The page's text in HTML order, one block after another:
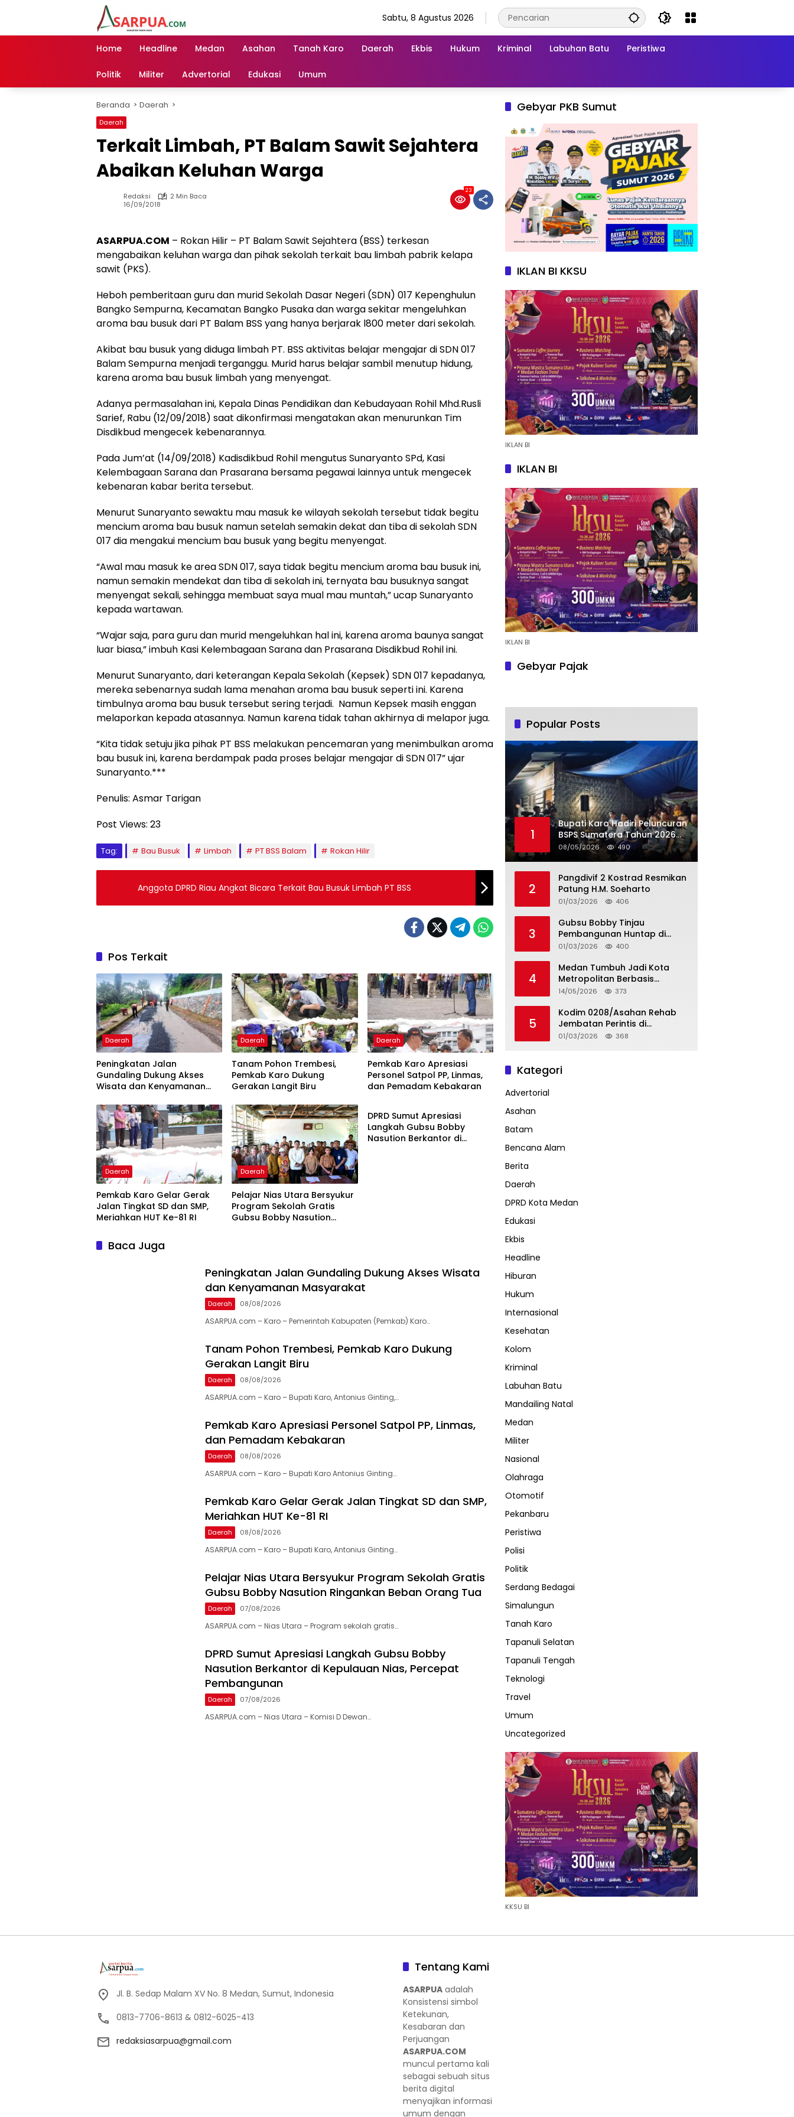
Sabtu, 8 Agustus 2026
Home Headline Medan Asahan Tanah Karo Daerah Ekbis Hukum Kriminal Labuhan Batu Peristiwa
Politik Militer Advertorial Edukasi Umum
Beranda Daerah
Daerah
Terkait Limbah, PT Balam Sawit Sejahtera
Abaikan Keluhan Warga
Redaksi
2 Min Baca
16/09/2018
23
ASARPUA.COM – Rokan Hilir – PT Balam Sawit Sejahtera (BSS) terkesan
mengabaikan keluhan warga dan pihak sekolah terkait bau limbah pabrik kelapa
sawit (PKS).
Heboh pemberitaan guru dan murid Sekolah Dasar Negeri (SDN) 017 Kepenghulun
Bangko Sempurna, Kecamatan Bangko Pusaka dan warga sekitar mengeluhkan
aroma bau busuk dari PT Balam BSS yang hanya berjarak l800 meter dari sekolah.
Akibat bau busuk yang diduga limbah PT. BSS aktivitas belajar mengajar di SDN 017
Balam Sempurna menjadi terganggu. Murid harus belajar sambil menutup hidung,
karena aroma bau busuk limbah yang menyengat.
Adanya permasalahan ini, Kepala Dinas Pendidikan dan Kebudayaan Rohil Mhd.Rusli
Sarief, Rabu (12/09/2018) saat dikonfirmasi mengatakan akan menurunkan Tim
Disdikbud mengecek kebenarannya.
Pada Jum’at (14/09/2018) Kadisdikbud Rohil mengutus Sunaryanto SPd, Kasi
Kelembagaan Sarana dan Prasarana bersama pegawai lainnya untuk mengecek
kebenaran kabar berita tersebut.
Menurut Sunaryanto sewaktu mau masuk ke wilayah sekolah tersebut tidak begitu
mencium aroma bau busuk namun setelah semakin dekat dan tiba di sekolah SDN
017 dia mengakui mencium bau busuk yang begitu menyengat.
“Awal mau masuk ke area SDN 017, saya tidak begitu mencium aroma bau busuk ini,
namun semakin mendekat dan tiba di sekolah ini, ternyata bau busuknya sangat
menyengat sekali, sehingga membuat saya mual mau muntah,” ucap Sunaryanto
kepada wartawan.
“Wajar saja, para guru dan murid mengeluhkan hal ini, karena aroma baunya sangat
luar biasa,” imbuh Kasi Kelembagaan Sarana dan Prasarana Disdikbud Rohil ini.
Menurut Sunaryanto, dari keterangan Kepala Sekolah (Kepsek) SDN 017 kepadanya,
mereka sebenarnya sudah lama menahan aroma bau busuk seperti ini. Karena
timbulnya aroma bau busuk tersebut sering terjadi. Namun Kepsek masih enggan
melaporkan kepada atasannya. Namun karena tidak tahan akhirnya di melapor juga.
“Kita tidak setuju jika pihak PT BSS melakukan pencemaran yang menimbulkan aroma
bau busuk ini, karena berdampak pada proses belajar mengajar di SDN 017” ujar
Sunaryanto.***
Penulis: Asmar Tarigan
Post Views: 23
Tag: Bau Busuk Limbah PT BSS Balam Rokan Hilir
Anggota DPRD Riau Angkat Bicara Terkait Bau Busuk Limbah PT BSS
Pos Terkait
Daerah
Peningkatan Jalan
Gundaling Dukung Akses
Wisata dan Kenyamanan
Daerah
Tanam Pohon Trembesi,
Pemkab Karo Dukung
Gerakan Langit Biru
Daerah
Pemkab Karo Apresiasi
Personel Satpol PP, Linmas,
dan Pemadam Kebakaran
Daerah
Pemkab Karo Gelar Gerak
Jalan Tingkat SD dan SMP,
Meriahkan HUT Ke-81 RI
Daerah
Pelajar Nias Utara Bersyukur
Program Sekolah Gratis
Gubsu Bobby Nasution
Daerah
DPRD Sumut Apresiasi
Langkah Gubsu Bobby
Nasution Berkantor di
Baca Juga
Peningkatan Jalan Gundaling Dukung Akses Wisata
dan Kenyamanan Masyarakat
Daerah 08/08/2026
ASARPUA.com – Karo – Pemerintah Kabupaten (Pemkab) Karo…
Tanam Pohon Trembesi, Pemkab Karo Dukung
Gerakan Langit Biru
Daerah 08/08/2026
ASARPUA.com – Karo – Bupati Karo, Antonius Ginting,…
Pemkab Karo Apresiasi Personel Satpol PP, Linmas,
dan Pemadam Kebakaran
Daerah 08/08/2026
ASARPUA.com – Karo – Bupati Karo Antonius Ginting…
Pemkab Karo Gelar Gerak Jalan Tingkat SD dan SMP,
Meriahkan HUT Ke-81 RI
Daerah 08/08/2026
ASARPUA.com – Karo – Bupati Karo, Antonius Ginting…
Pelajar Nias Utara Bersyukur Program Sekolah Gratis
Gubsu Bobby Nasution Ringankan Beban Orang Tua
Daerah 07/08/2026
ASARPUA.com – Nias Utara – Program sekolah gratis…
DPRD Sumut Apresiasi Langkah Gubsu Bobby
Nasution Berkantor di Kepulauan Nias, Percepat
Pembangunan
Daerah 07/08/2026
ASARPUA.com – Nias Utara – Komisi D Dewan…
Gebyar PKB Sumut
IKLAN BI KKSU
IKLAN BI
IKLAN BI
IKLAN BI
Gebyar Pajak
Popular Posts
1
Bupati Karo Hadiri Peluncuran
BSPS Sumatera Tahun 2026
Secarra Daring
08/05/2026 490
2
Pangdivif 2 Kostrad Resmikan
Patung H.M. Soeharto
01/03/2026 406
3
Gubsu Bobby Tinjau
Pembangunan Huntap di
Tapteng
01/03/2026 400
4
Medan Tumbuh Jadi Kota
Metropolitan Berbasis
Teknologi
14/05/2026 373
5
Kodim 0208/Asahan Rehab
Jembatan Perintis di
Mandarsah
01/03/2026 368
Kategori
Advertorial
Asahan
Batam
Bencana Alam
Berita
Daerah
DPRD Kota Medan
Edukasi
Ekbis
Headline
Hiburan
Hukum
Internasional
Kesehatan
Kolom
Kriminal
Labuhan Batu
Mandailing Natal
Medan
Militer
Nasional
Olahraga
Otomotif
Pekanbaru
Peristiwa
Polisi
Politik
Serdang Bedagai
Simalungun
Tanah Karo
Tapanuli Selatan
Tapanuli Tengah
Teknologi
Travel
Umum
Uncategorized
KKSU BI
Jl. B. Sedap Malam XV No. 8 Medan, Sumut, Indonesia
0813-7706-8613 & 0812-6025-413
redaksiasarpua@gmail.com
Tentang Kami
ASARPUA adalah
Konsistensi simbol
Ketekunan,
Kesabaran dan
Perjuangan
ASARPUA.COM
muncul pertama kali
sebagai sebuah situs
berita digital
menyajikan informasi
umum dengan